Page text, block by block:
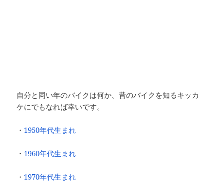
自分と同い年のバイクは何か、昔のバイクを知るキッカ
ケにでもなれば幸いです。
・ 1950年代生まれ
・ 1960年代生まれ
・ 1970年代生まれ